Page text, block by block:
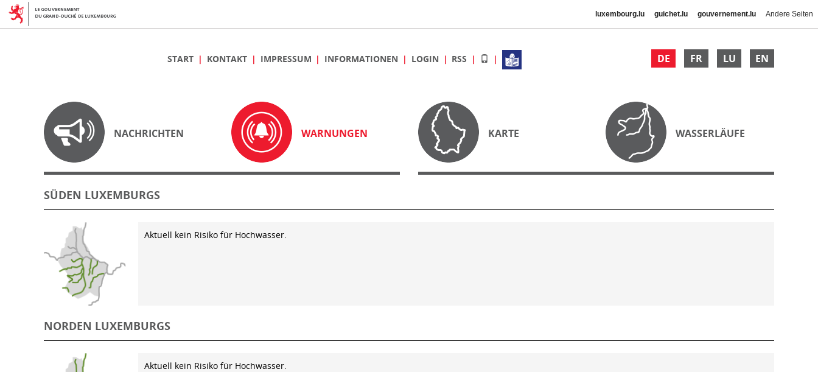
luxembourg.lu guichet.lu gouvernement.lu Andere Seiten
DE FR LU EN
START KONTAKT IMPRESSUM INFORMATIONEN LOGIN RSS
NACHRICHTEN WARNUNGEN KARTE WASSERLÄUFE
SÜDEN LUXEMBURGS
Aktuell kein Risiko für Hochwasser.
NORDEN LUXEMBURGS
Aktuell kein Risiko für Hochwasser.